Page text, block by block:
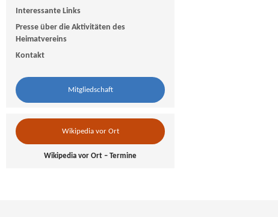
Interessante Links
Presse über die Aktivitäten des
Heimatvereins
Kontakt
Mitgliedschaft
Wikipedia vor Ort
Wikipedia vor Ort – Termine